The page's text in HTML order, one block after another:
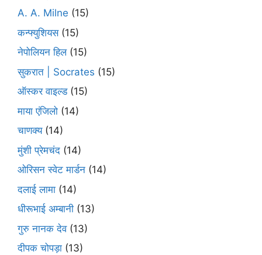
A. A. Milne (15)
कन्फ्युशियस(15)
नेपोलियन हिल(15)
सुकरात | Socrates (15)
ऑस्कर वाइल्ड(15)
माया एंजिलो (14)
चाणक्य(14)
मुंशी प्रेमचंद (14)
ओरिसन स्‍वेट मार्डन (14)
दलाई लामा (14)
धीरूभाई अम्बानी (13)
गुरु नानक देव(13)
दीपक चोपड़ा (13)